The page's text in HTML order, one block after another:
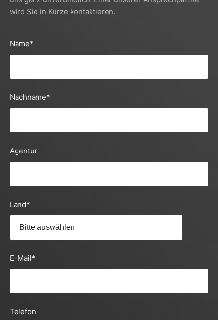
wird Sie in Kürze kontaktieren.
Name*
Nachname*
Agentur
Land*
E-Mail*
Telefon